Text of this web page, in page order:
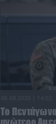
Το